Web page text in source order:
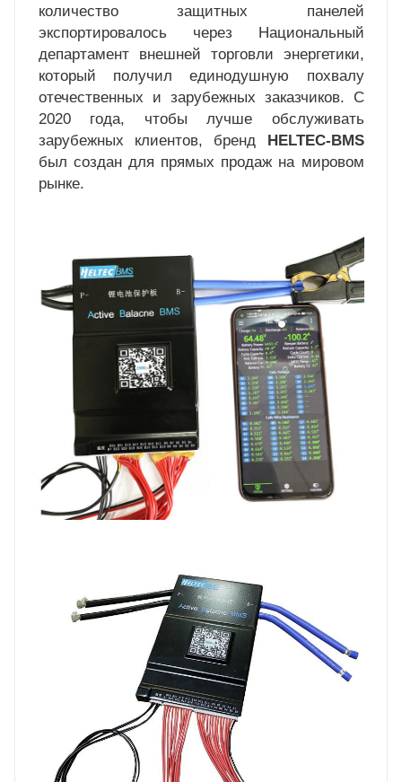
количество защитных панелей
экспортировалось через Национальный
департамент внешней торговли энергетики,
который получил единодушную похвалу
отечественных и зарубежных заказчиков. С
2020 года, чтобы лучше обслуживать
зарубежных клиентов, бренд HELTEC-BMS
был создан для прямых продаж на мировом
рынке.